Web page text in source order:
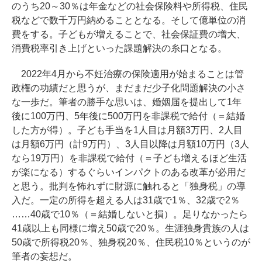
のうち20～30％は年金などの社会保険料や所得税、住民
税などで数千万円納めることとなる。そして億単位の消
費をする。子どもが増えることで、社会保証費の増大、
消費税率引き上げといった課題解決の糸口となる。
2022年4月から不妊治療の保険適用が始まることは管
政権の功績だと思うが、まだまだ少子化問題解決の小さ
な一歩だ。筆者の勝手な思いは、婚姻届を提出して1年
後に100万円、5年後に500万円を非課税で給付（＝結婚
した方が得）。子ども手当を1人目は月額3万円、2人目
は月額6万円（計9万円）、3人目以降は月額10万円（3人
なら19万円）を非課税で給付（＝子ども増えるほど生活
が楽になる）するぐらいインパクトのある改革が必用だ
と思う。批判を怖れずに財源に触れると「独身税」の導
入だ。一定の所得を超える人は31歳で1％、32歳で2％
……40歳で10％（＝結婚しないと損）。足りなかったら
41歳以上も同様に増え50歳で20％。生涯独身貴族の人は
50歳で所得税20％、独身税20％、住民税10％というのが
筆者の妄想だ。